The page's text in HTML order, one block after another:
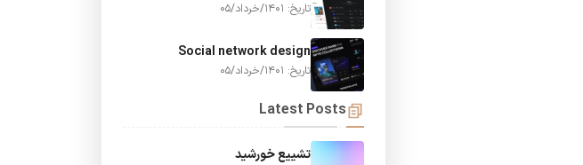
تاریخ: 1401/خرداد/05
Social network design
تاریخ: 1401/خرداد/05
Latest Posts
تشییع خورشید